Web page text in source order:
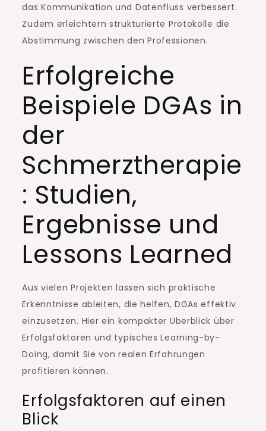
das Kommunikation und Datenfluss verbessert.
Zudem erleichtern strukturierte Protokolle die
Abstimmung zwischen den Professionen.
Erfolgreiche
Beispiele DGAs in
der
Schmerztherapie
: Studien,
Ergebnisse und
Lessons Learned
Aus vielen Projekten lassen sich praktische
Erkenntnisse ableiten, die helfen, DGAs effektiv
einzusetzen. Hier ein kompakter Überblick über
Erfolgsfaktoren und typisches Learning-by-
Doing, damit Sie von realen Erfahrungen
profitieren können.
Erfolgsfaktoren auf einen
Blick